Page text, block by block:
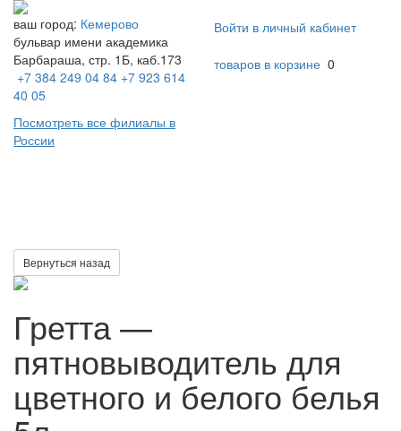
ваш город: Кемерово
бульвар имени академика
Барбараша, стр. 1Б, каб.173
+7 384 249 04 84 +7 923 614
40 05
Посмотреть все филиалы в
России
Войти в личный кабинет
товаров в корзине 0
Вернуться назад
Гретта —
пятновыводитель для
цветного и белого белья